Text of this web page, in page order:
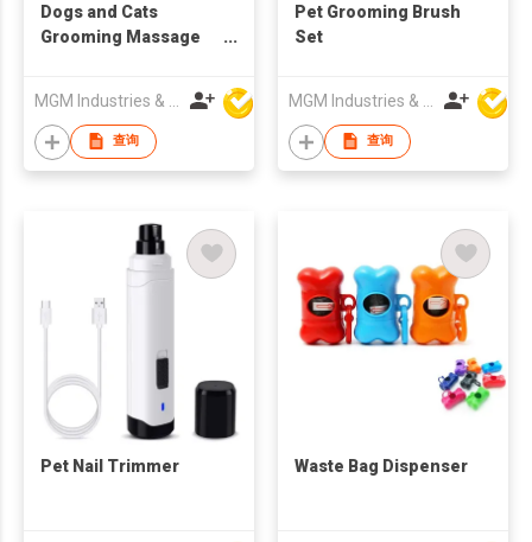
Dogs and Cats
Grooming Massage
查询
Pet Grooming Brush
Set
查询
Pet Nail Trimmer Waste Bag Dispenser